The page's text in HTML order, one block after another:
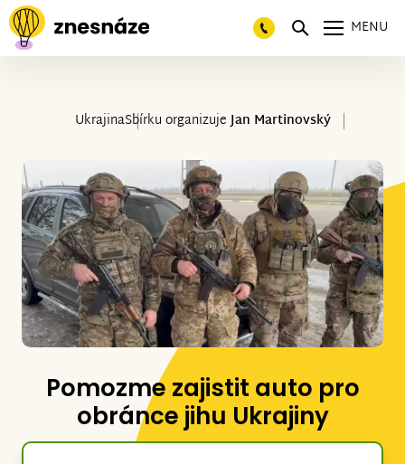
MENU
UkrajinaSbírku organizujeJan Martinovský
Pomozme zajistit auto pro
obránce jihu Ukrajiny